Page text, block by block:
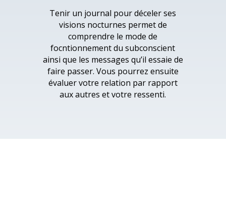
Tenir un journal pour déceler ses
visions nocturnes permet de
comprendre le mode de
focntionnement du subconscient
ainsi que les messages qu’il essaie de
faire passer. Vous pourrez ensuite
évaluer votre relation par rapport
aux autres et votre ressenti.